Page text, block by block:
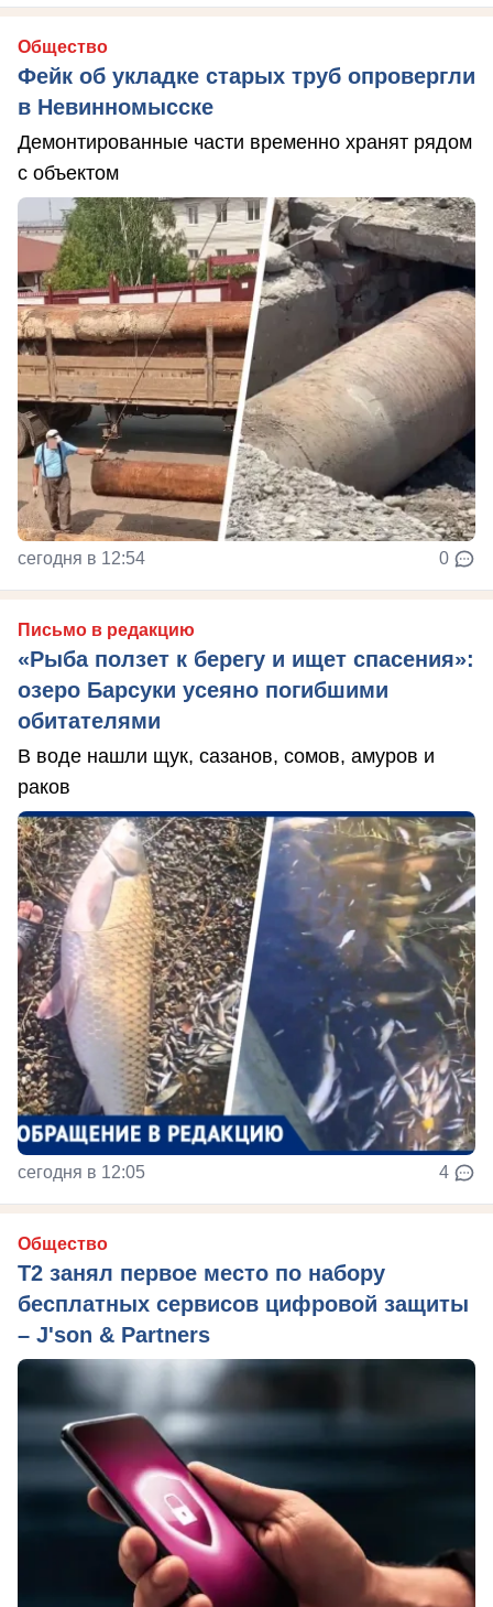
Общество
Фейк об укладке старых труб опровергли
в Невинномысске
Демонтированные части временно хранят рядом
с объектом
сегодня в 12:54 0
Письмо в редакцию
«Рыба ползет к берегу и ищет спасения»:
озеро Барсуки усеяно погибшими
обитателями
В воде нашли щук, сазанов, сомов, амуров и
раков
сегодня в 12:05 4
Общество
Т2 занял первое место по набору
бесплатных сервисов цифровой защиты
– J'son & Partners